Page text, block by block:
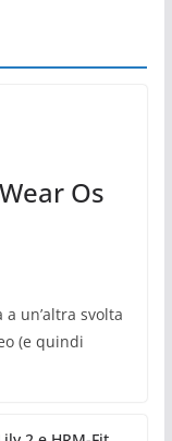
Os
un’altra svolta
(e quindi